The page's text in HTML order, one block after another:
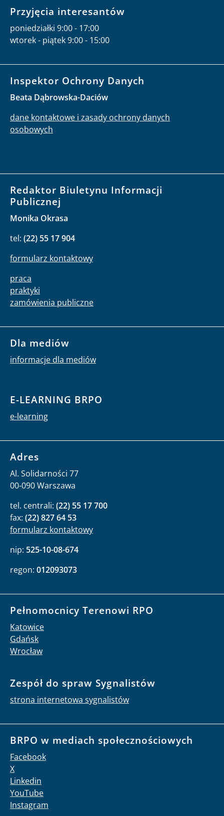
Przyjęcia interesantów
poniedziałki 9:00 - 17:00
wtorek - piątek 9:00 - 15:00
Inspektor Ochrony Danych
Beata Dąbrowska-Daciów
dane kontaktowe i zasady ochrony danych
osobowych
Redaktor Biuletynu Informacji
Publicznej
Monika Okrasa
tel: (22) 55 17 904
formularz kontaktowy
praca
praktyki
zamówienia publiczne
Dla mediów
informacje dla mediów
E-LEARNING BRPO
e-learning
Adres
Al. Solidarności 77
00-090 Warszawa
tel. centrali: (22) 55 17 700
fax: (22) 827 64 53
formularz kontaktowy
nip: 525-10-08-674
regon: 012093073
Pełnomocnicy Terenowi RPO
Katowice
Gdańsk
Wrocław
Zespół do spraw Sygnalistów
strona internetowa sygnalistów
BRPO w mediach społecznościowych
Facebook
X
Linkedin
YouTube
Instagram